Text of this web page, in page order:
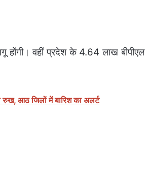
होंगी। वहीं प्रदेश के 4.64 लाख बीपीएल
रुख, आठ जिलों में बारिश का अलर्ट